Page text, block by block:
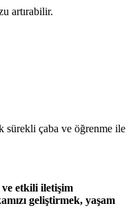
artırabilir.
sürekli çaba ve öğrenme ile
ve etkili iletişim
geliştirmek, yaşam